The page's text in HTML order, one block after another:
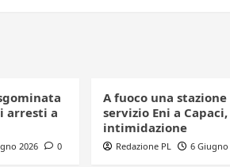
arresti a
2026 0
A fuoco una stazione
servizio Eni a
intimidazione
Redazione PL 6 Giugno